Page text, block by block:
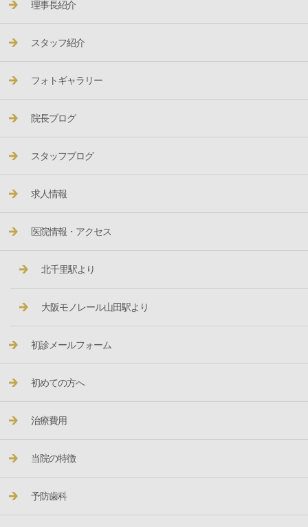
理事長紹介
スタッフ紹介
フォトギャラリー
院長ブログ
スタッフブログ
求人情報
医院情報・アクセス
北千里駅より
大阪モノレール山田駅より
初診メールフォーム
初めての方へ
治療費用
当院の特徴
予防歯科